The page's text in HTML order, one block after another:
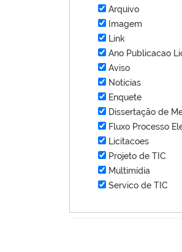
Arquivo
Imagem
Link
Ano Publicacao
Aviso
Notícias
Enquete
Dissertação de
Fluxo Processo
Licitacoes
Projeto de TIC
Multimídia
Servico de TIC